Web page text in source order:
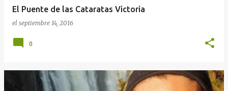
El Puente de las Cataratas Victoria
el septiembre 14, 2016
0